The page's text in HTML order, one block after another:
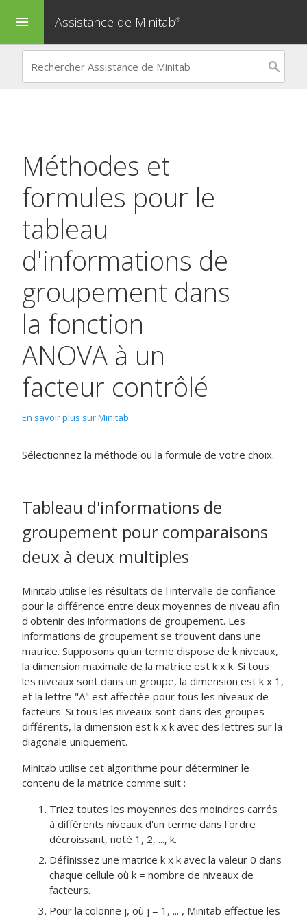
menu Assistance de Minitab®
Méthodes et
formules pour le
tableau
d'informations de
groupement dans
la fonction
ANOVA à un
facteur contrôlé
En savoir plus sur Minitab
Sélectionnez la méthode ou la formule de votre choix.
Tableau d'informations de
groupement pour comparaisons
deux à deux multiples
Minitab utilise les résultats de l'intervalle de confiance
pour la différence entre deux moyennes de niveau afin
d'obtenir des informations de groupement. Les
informations de groupement se trouvent dans une
matrice. Supposons qu'un terme dispose de k niveaux,
la dimension maximale de la matrice est k x k. Si tous
les niveaux sont dans un groupe, la dimension est k x 1,
et la lettre "A" est affectée pour tous les niveaux de
facteurs. Si tous les niveaux sont dans des groupes
différents, la dimension est k x k avec des lettres sur la
diagonale uniquement.
Minitab utilise cet algorithme pour déterminer le
contenu de la matrice comme suit :
Triez toutes les moyennes des moindres carrés
à différents niveaux d'un terme dans l'ordre
décroissant, noté 1, 2, ..., k.
Définissez une matrice k x k avec la valeur 0 dans
chaque cellule où k = nombre de niveaux de
facteurs.
Pour la colonne j, où j = 1, ... , Minitab effectue les